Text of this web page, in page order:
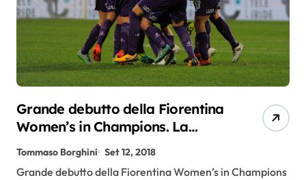
Grande debutto della Fiorentina
Women’s in Champions. La
Mauro schianta il Fortuna
Tommaso Borghini Set 12, 2018
Grande debutto della Fiorentina Women’s in Champions